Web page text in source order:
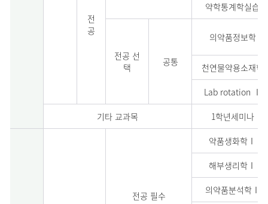
전
공
약학통계학실습
전공 선
택
공통
의약품정보학
천연물약용소재학
Lab rotation Ⅰ
기타 교과목 1학년세미나
전공 필수
약품생화학Ⅰ
해부생리학Ⅰ
의약품분석학Ⅰ